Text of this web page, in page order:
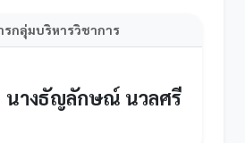
รกลุ่มบริหารวิชาการ
นางธัญลักษณ์ นวลศรี